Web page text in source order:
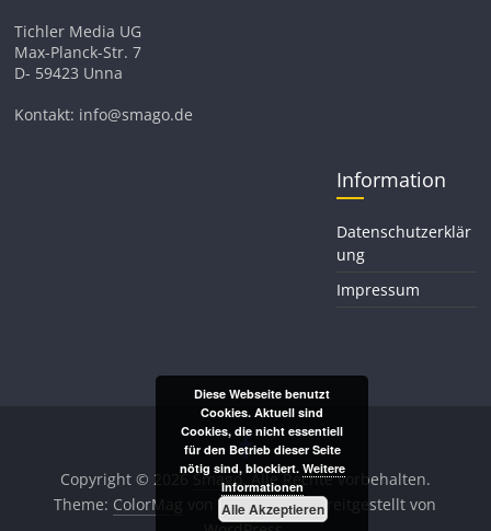
Tichler Media UG
Max-Planck-Str. 7
D- 59423 Unna
Kontakt: info@smago.de
Information
Datenschutzerklär
ung
Impressum
Copyright © 2026Smago. Alle Rechte vorbehalten.
Theme: ColorMag
von ThemeGrill. Bereitgestellt von
Diese Webseite benutzt
Cookies. Aktuell sind
Cookies, die nicht essentiell
für den Betrieb dieser Seite
nötig sind, blockiert. Weitere
Informationen
Alle Akzeptieren